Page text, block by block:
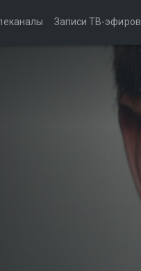
Записи ТВ-эфиров